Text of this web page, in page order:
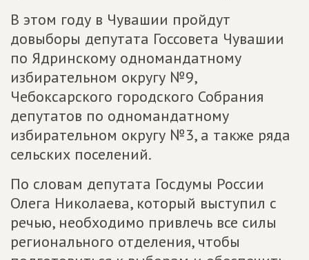
В этом году в Чувашии пройдут
довыборы депутата Госсовета Чувашии
по Ядринскому одномандатному
избирательном округу №9,
Чебоксарского городского Собрания
депутатов по одномандатному
избирательном округу №3, а также ряда
сельских поселений.
По словам депутата Госдумы России
Олега Николаева, который выступил с
речью, необходимо привлечь все силы
регионального отделения, чтобы